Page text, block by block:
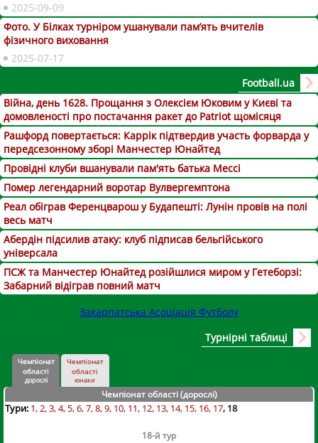
2025-09-09
Фото. У Білках турніром ушанували пам’ять вчителів
фізичного виховання
2025-07-17
Football.ua
Війна, день 1628. Прощання з Олексієм Юковим у Києві та
домовленості про постачання ракет до Patriot щомісяця
Рашфорд повертається: Каррік підтвердив участь форварда у
передсезонному зборі Манчестер Юнайтед
Провідні клуби вшанували пам'ять батька Мессі
Помер легендарний воротар Вулвергемптона
Реал обіграв Ференцварош у Будапешті: Лунін провів на полі
весь матч
Абердін підсилив атаку: клуб підписав бельгійського
універсала
ПСЖ та Манчестер Юнайтед розійшлися миром у Гетеборзі:
Забарний відіграв повний матч
Закарпатська Асоціація Футболу
Турнірні таблиці
Чемпіонат
області
дорослі
Чемпіонат
області
юнаки
Чемпіонат області (дорослі)
Тури: 1 2 3 4 5 6 7 8 9 10 11 12 13 14 15 16 17 18
18-й тур